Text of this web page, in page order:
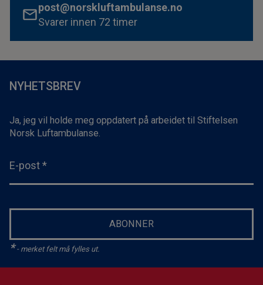
post@norskluftambulanse.no
Svarer innen 72 timer
NYHETSBREV
Ja, jeg vil holde meg oppdatert på arbeidet til Stiftelsen
Norsk Luftambulanse.
E-post *
ABONNER
*- merket felt må fylles ut.